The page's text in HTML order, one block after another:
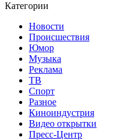
Категории
Новости
Происшествия
Юмор
Музыка
Реклама
ТВ
Спорт
Разное
Киноиндустрия
Видео открытки
Пресс-Центр